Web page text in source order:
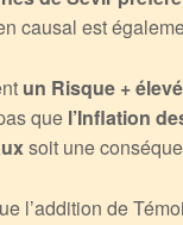
causal est
un Risque +
que l’Inflation
soit une
l’addition de